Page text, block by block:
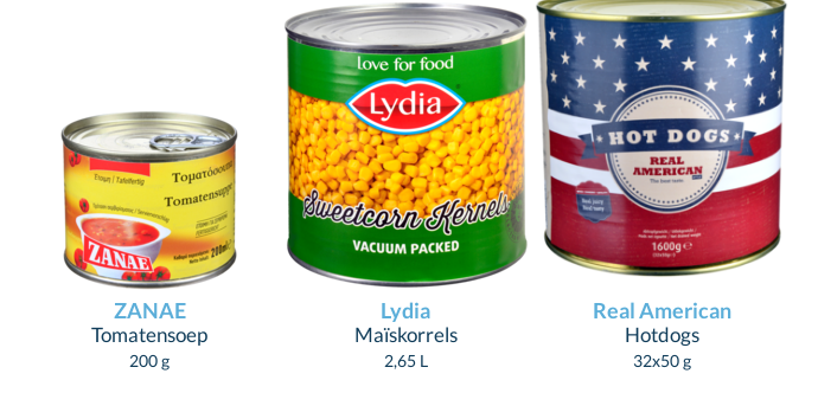
ZANAE
Tomatensoep
200 g
Lydia
Maïskorrels
2,65 L
Real American
Hotdogs
32x50 g